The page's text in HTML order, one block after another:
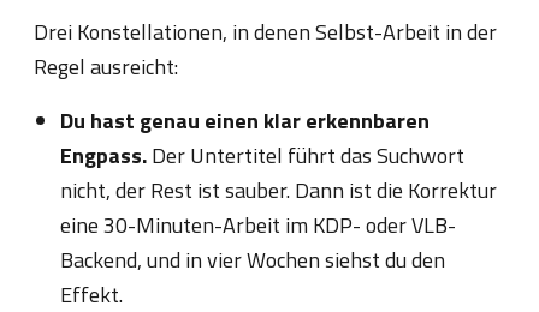
Drei Konstellationen, in denen Selbst-Arbeit in der
Regel ausreicht:
Du hast genau einen klar erkennbaren
Engpass.Der Untertitel führt das Suchwort
nicht, der Rest ist sauber. Dann ist die Korrektur
eine 30-Minuten-Arbeit im KDP- oder VLB-
Backend, und in vier Wochen siehst du den
Effekt.